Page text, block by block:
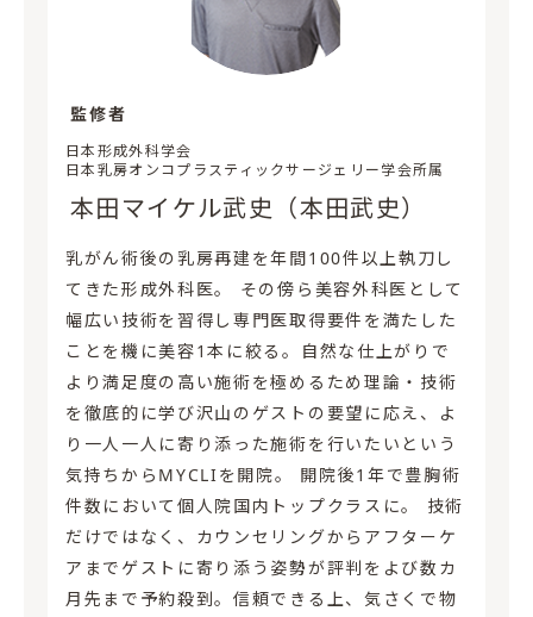
監修者
日本形成外科学会
日本乳房オンコプラスティックサージェリー学会所属
本田マイケル武史（本田武史）
乳がん術後の乳房再建を年間100件以上執刀し
てきた形成外科医。 その傍ら美容外科医として
幅広い技術を習得し専門医取得要件を満たした
ことを機に美容1本に絞る。自然な仕上がりで
より満足度の高い施術を極めるため理論・技術
を徹底的に学び沢山のゲストの要望に応え、よ
り一人一人に寄り添った施術を行いたいという
気持ちからMYCLIを開院。 開院後1年で豊胸術
件数において個人院国内トップクラスに。 技術
だけではなく、カウンセリングからアフターケ
アまでゲストに寄り添う姿勢が評判をよび数カ
月先まで予約殺到。信頼できる上、気さくで物